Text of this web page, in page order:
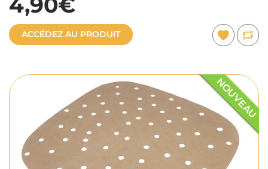
ACCÉDEZ AU PRODUIT
NOUVEAU